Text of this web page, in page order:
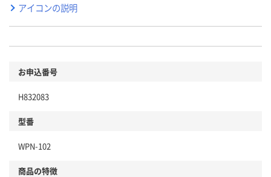
アイコンの説明
お申込番号
H832083
型番
WPN-102
商品の特徴